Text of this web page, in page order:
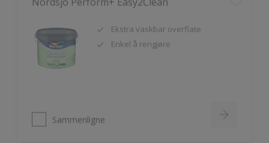
Ekstra vaskbar overflate